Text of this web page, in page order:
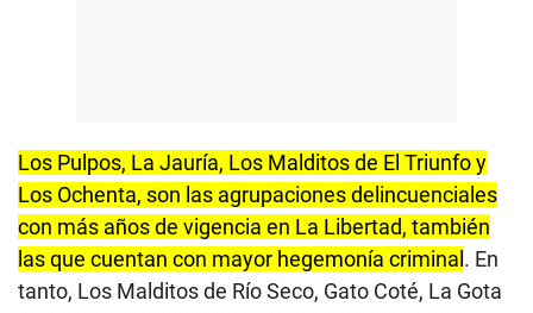
Los Pulpos, La Jauría, Los Malditos de El Triunfo y
Los Ochenta, son las agrupaciones delincuenciales
con más años de vigencia en La Libertad, también
las que cuentan con mayor hegemonía criminal . En
tanto, Los Malditos de Río Seco, Gato Coté, La Gota